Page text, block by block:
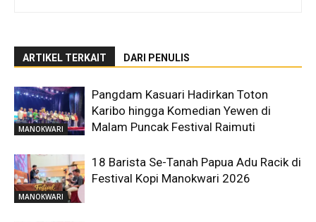
ARTIKEL TERKAIT DARI PENULIS
MANOKWARI
Pangdam Kasuari Hadirkan Toton
Karibo hingga Komedian Yewen di
Malam Puncak Festival Raimuti
MANOKWARI
18 Barista Se-Tanah Papua Adu Racik di
Festival Kopi Manokwari 2026